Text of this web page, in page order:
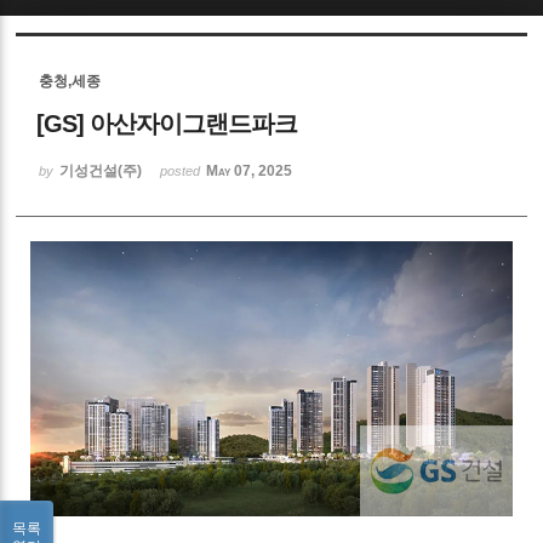
충청,세종
[GS] 아산자이그랜드파크
by 기성건설(주) posted May 07, 2025
목록
Sketchbook5, 스케치북5
Sketchbook5, 스케치북5